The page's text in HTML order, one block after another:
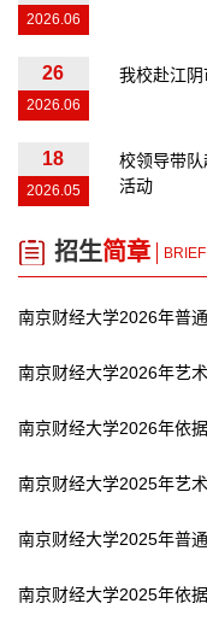
2026.06
26
2026.06
我校赴江阴
18
2026.05
校领导带
活动
招生简章
南京财经大学2026年普
南京财经大学2026年艺
南京财经大学2025年艺
南京财经大学2025年普